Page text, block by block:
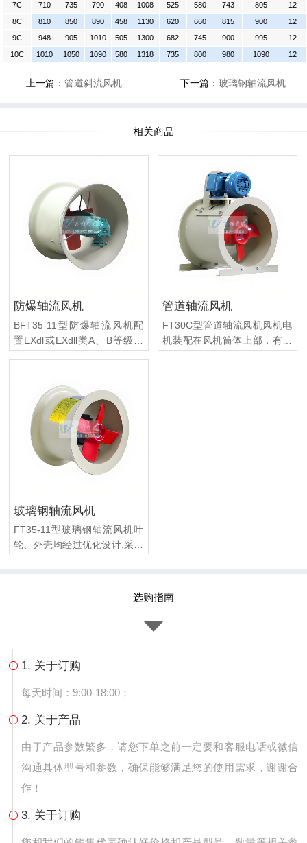
7C
710 735 790 408 1008 525 580 743 805
12
8C
810 850 890 458 1130 620 660 815 900
12
9C
948 905 1010 505 1300 682 745 900 995
12
10C
1010 1050 1090 580 1318 735 800 980 1090 12
上一篇： 管道斜流风机 下一篇：玻璃钢轴流风机
相关商品
防爆轴流风机
BFT35-11型防爆轴流风机配
置EXdl或EXdll类A、B等级防
乙烯、 甲苯、二甲苯、一氧化
碳、醋酸、煤油、汽油、呋喃
等易燃、易爆挥发性气体。
管道轴流风机
FT30C型管道轴流风机风机电
机装配在风机筒体上部，有可
玻璃钢轴流风机
FT35-11型玻璃钢轴流风机叶
轮、外壳均经过优化设计,采用
盐、氨、氯离子等优点，适合
选购指南
1. 关于订购
每天时间：9:00-18:00；
2. 关于产品
由于产品参数繁多，请您下单之前一定要和客服电话或微信
沟通具体型号和参数，确保能够满足您的使用需求，谢谢合
作！
3. 关于订购